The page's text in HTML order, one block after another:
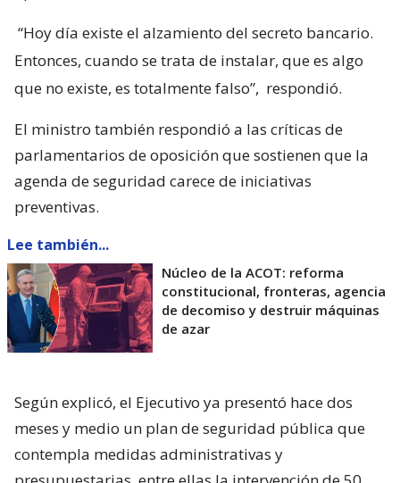
“Hoy día existe el alzamiento del secreto bancario.
Entonces, cuando se trata de instalar, que es algo
que no existe, es totalmente falso”, respondió.
El ministro también respondió a las críticas de
parlamentarios de oposición que sostienen que la
agenda de seguridad carece de iniciativas
preventivas.
Lee también...
Núcleo de la ACOT: reforma
constitucional, fronteras, agencia
de decomiso y destruir máquinas
de azar
Según explicó, el Ejecutivo ya presentó hace dos
meses y medio un plan de seguridad pública que
contempla medidas administrativas y